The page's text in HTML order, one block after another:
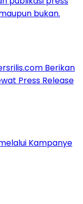
Berikan
Press Release
Kampanye